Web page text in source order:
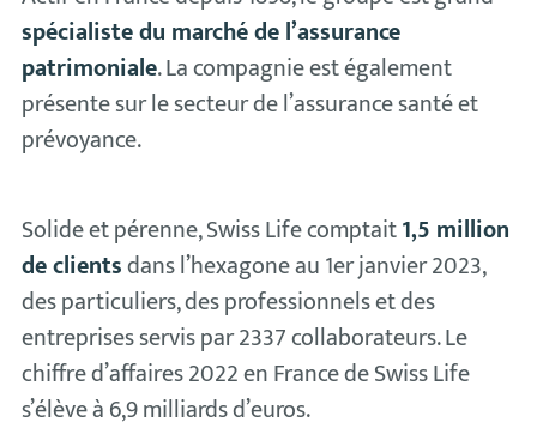
spécialiste du marché de l’assurance
patrimoniale. La compagnie est également
présente sur le secteur de l’assurance santé et
prévoyance.
Solide et pérenne, Swiss Life comptait1,5 million
de clientsdans l’hexagone au 1er janvier 2023,
des particuliers, des professionnels et des
entreprises servis par 2337 collaborateurs. Le
chiffre d’affaires 2022 en France de Swiss Life
s’élève à 6,9 milliards d’euros.